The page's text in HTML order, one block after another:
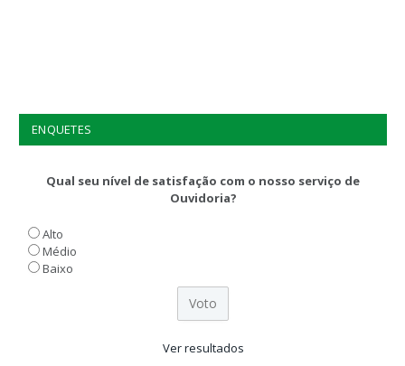
ENQUETES
Qual seu nível de satisfação com o nosso serviço de
Ouvidoria?
Alto
Médio
Baixo
Ver resultados